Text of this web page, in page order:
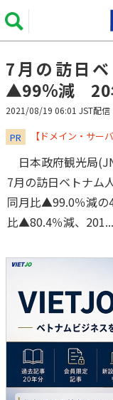
7月の訪日
▲99％減 20
2021/08/19 06:01 JST配信
PR 【ドメイン・サー
日本政府観光局
7月の訪日ベトナム
同月比▲99.0％減の
比▲80.4％減、201...